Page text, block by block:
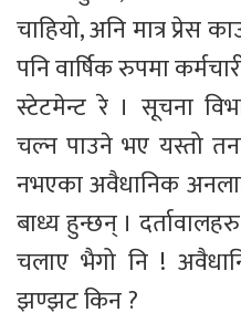
चाहियो, अनि मात्र प्रेस
पनि वार्षिक रुपमा
स्टेटमेन्ट रे । सूचना
चल्न पाउने भए यस्तो
नभएका अवैधानिक
बाध्य हुन्छन् ।
चलाए भैगो नि !
झण्झट किन ?